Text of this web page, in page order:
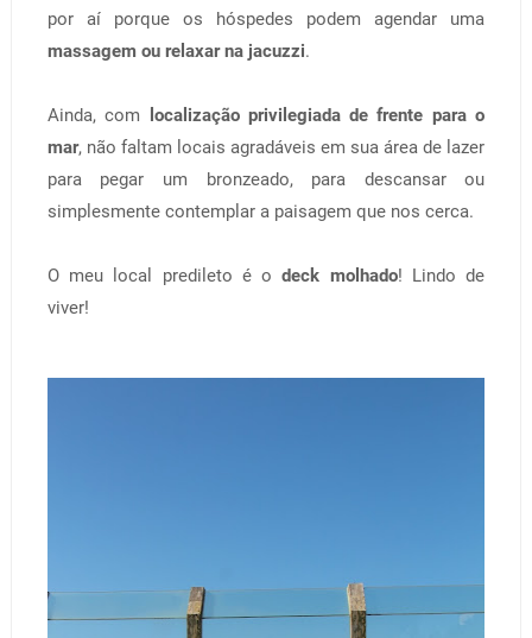
por aí porque os hóspedes podem agendar uma
massagem ou relaxar na jacuzzi.
Ainda, com
localização privilegiada de frente para o
mar, não faltam locais agradáveis em sua área de lazer
para pegar um bronzeado, para descansar ou
simplesmente contemplar a paisagem que nos cerca.
O meu local predileto é o deck molhado! Lindo de
viver!